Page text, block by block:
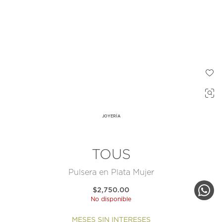
JOYERÍA
TOUS
Pulsera en Plata Mujer
$2,750.00
No disponible
MESES SIN INTERESES